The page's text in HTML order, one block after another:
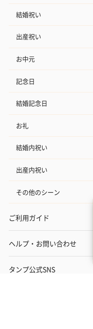
結婚祝い
出産祝い
お中元
記念日
結婚記念日
お礼
結婚内祝い
出産内祝い
その他のシーン
ご利用ガイド
ヘルプ・お問い合わせ
タンプ公式SNS